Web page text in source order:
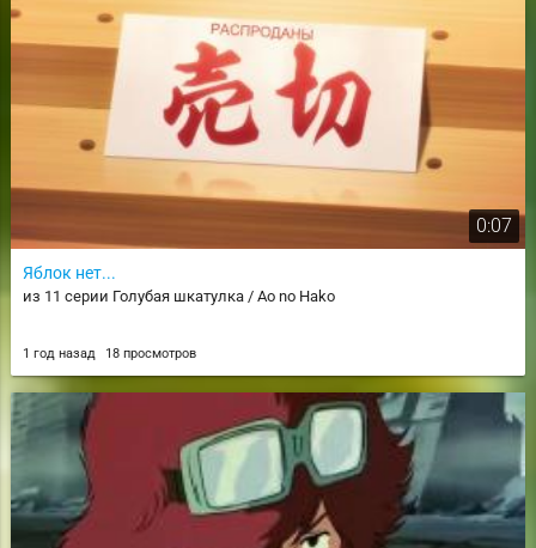
0:07
Яблок нет...
из 11 серии Голубая шкатулка / Ao no Hako
1 год назад 18 просмотров